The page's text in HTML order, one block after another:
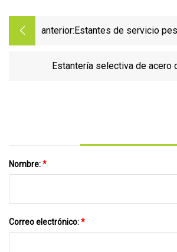
anterior: Estantes de servicio
almacén 1000
Estantería selectiva de acero
Nombre:*
Correo electrónico:*